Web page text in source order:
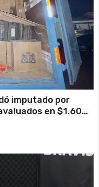
imputado por
en $1.600